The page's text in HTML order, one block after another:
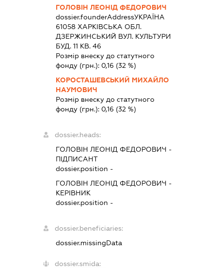
ГОЛОВІН ЛЕОНІД ФЕДОРОВИЧ
dossier.founderAddressУКРАЇНА
61058 ХАРКIВСЬКА ОБЛ.
ДЗЕРЖИНСЬКИЙ ВУЛ. КУЛЬТУРИ
БУД. 11 КВ. 46
Розмір внеску до статутного
фонду (грн.): 0,16 (32 %)
КОРОСТАШЕВСЬКИЙ МИХАЙЛО
НАУМОВИЧ
Розмір внеску до статутного
фонду (грн.): 0,16 (32 %)
dossier.heads:
ГОЛОВІН ЛЕОНІД ФЕДОРОВИЧ -
ПІДПИСАНТ
dossier.position -
ГОЛОВІН ЛЕОНІД ФЕДОРОВИЧ -
КЕРІВНИК
dossier.position -
dossier.beneficiaries:
dossier.missingData
dossier.smida: